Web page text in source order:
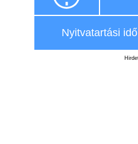
Nyitvatartási